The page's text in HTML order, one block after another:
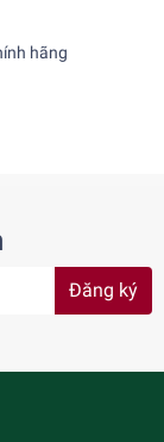
hãng
Đăng ký